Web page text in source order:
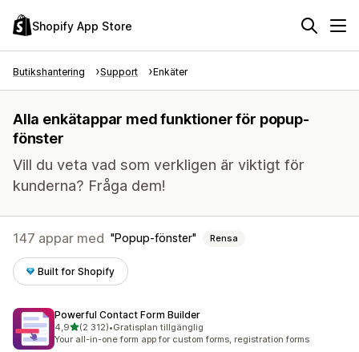
Shopify App Store
Butikshantering Support Enkäter
Alla enkätappar med funktioner för popup-
fönster
Vill du veta vad som verkligen är viktigt för
kunderna? Fråga dem!
147 appar med Popup-fönster Rensa
Built for Shopify
Powerful Contact Form Builder
4,9av 5 stjärnor
(2 312)
2312 recensioner totalt
•Gratisplan tillgänglig
Your all-in-one form app for custom forms, registration forms